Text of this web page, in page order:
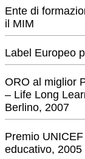
Ente di
il MIM
Label Europeo
ORO al miglior
– Life Long
Berlino, 2007
Premio
educativo, 2005